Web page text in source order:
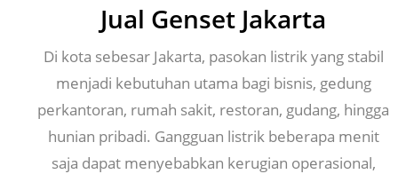
Jual Genset Jakarta
Di kota sebesar Jakarta, pasokan listrik yang stabil
menjadi kebutuhan utama bagi bisnis, gedung
perkantoran, rumah sakit, restoran, gudang, hingga
hunian pribadi. Gangguan listrik beberapa menit
saja dapat menyebabkan kerugian operasional,